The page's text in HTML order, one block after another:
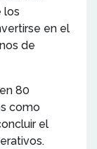
los
en el
de
80
como
el